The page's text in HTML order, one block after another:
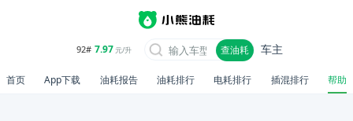
92# 7.97元/升 查油耗 车主
首页 App下载 油耗报告 油耗排行 电耗排行 插混排行 帮助